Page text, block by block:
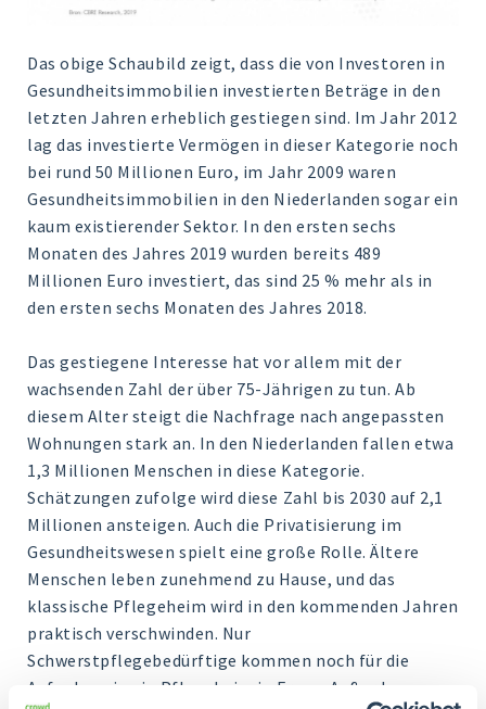
Das obige Schaubild zeigt, dass die von Investoren in
Gesundheitsimmobilien investierten Beträge in den
letzten Jahren erheblich gestiegen sind. Im Jahr 2012
lag das investierte Vermögen in dieser Kategorie noch
bei rund 50 Millionen Euro, im Jahr 2009 waren
Gesundheitsimmobilien in den Niederlanden sogar ein
kaum existierender Sektor. In den ersten sechs
Monaten des Jahres 2019 wurden bereits 489
Millionen Euro investiert, das sind 25 % mehr als in
den ersten sechs Monaten des Jahres 2018.
Das gestiegene Interesse hat vor allem mit der
wachsenden Zahl der über 75-Jährigen zu tun. Ab
diesem Alter steigt die Nachfrage nach angepassten
Wohnungen stark an. In den Niederlanden fallen etwa
1,3 Millionen Menschen in diese Kategorie.
Schätzungen zufolge wird diese Zahl bis 2030 auf 2,1
Millionen ansteigen. Auch die Privatisierung im
Gesundheitswesen spielt eine große Rolle. Ältere
Menschen leben zunehmend zu Hause, und das
klassische Pflegeheim wird in den kommenden Jahren
praktisch verschwinden. Nur
Schwerstpflegebedürftige kommen noch für die
Aufnahme in ein Pflegeheim in Frage. Außerdem